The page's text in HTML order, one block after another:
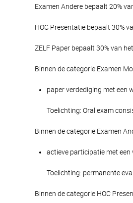
Examen Andere bepaalt 20%
HOC Presentatie bepaalt 30%
ZELF Paper bepaalt 30% van
Binnen de categorie Examen
paper verdediging met een
Toelichting: Oral exam
Binnen de categorie Examen
actieve participatie met
Toelichting: permanente
Binnen de categorie HOC